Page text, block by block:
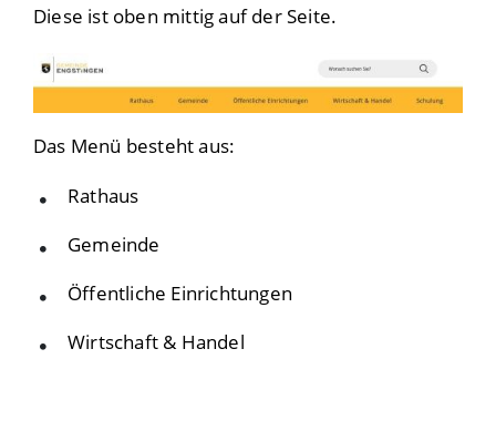
Diese ist oben mittig auf der Seite.
Das Menü besteht aus:
Rathaus
Gemeinde
Öffentliche Einrichtungen
Wirtschaft & Handel